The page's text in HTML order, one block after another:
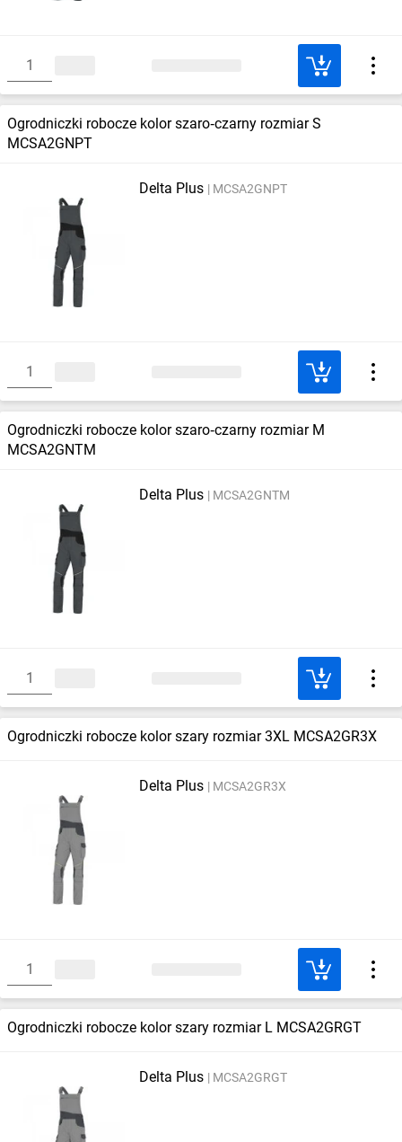
Ogrodniczki robocze kolor szaro‑czarny rozmiar S
MCSA2GNPT
Delta Plus MCSA2GNPT
Ogrodniczki robocze kolor szaro‑czarny rozmiar M
MCSA2GNTM
Delta Plus MCSA2GNTM
Ogrodniczki robocze kolor szary rozmiar 3XL MCSA2GR3X
Delta Plus MCSA2GR3X
Ogrodniczki robocze kolor szary rozmiar L MCSA2GRGT
Delta Plus MCSA2GRGT